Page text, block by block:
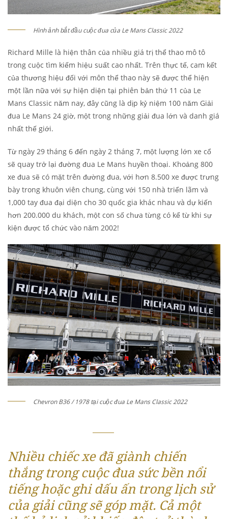
Hình ảnh bắt đầu cuộc đua của Le Mans Classic 2022
Richard Mille là hiện thân của nhiều giá trị thể thao mô tô
trong cuộc tìm kiếm hiệu suất cao nhất. Trên thực tế, cam kết
của thương hiệu đối với môn thể thao này sẽ được thể hiện
một lần nữa với sự hiện diện tại phiên bản thứ 11 của Le
Mans Classic năm nay, đây cũng là dịp kỷ niệm 100 năm Giải
đua Le Mans 24 giờ, một trong những giải đua lớn và danh giá
nhất thế giới.
Từ ngày 29 tháng 6 đến ngày 2 tháng 7, một lượng lớn xe cổ
sẽ quay trở lại đường đua Le Mans huyền thoại. Khoảng 800
xe đua sẽ có mặt trên đường đua, với hơn 8.500 xe được trưng
bày trong khuôn viên chung, cùng với 150 nhà triển lãm và
1,000 tay đua đại diện cho 30 quốc gia khác nhau và dự kiến
hơn 200.000 du khách, một con số chưa từng có kể từ khi sự
kiện được tổ chức vào năm 2002!
Chevron B36 / 1978 tại cuộc đua Le Mans Classic 2022
Nhiều chiếc xe đã giành chiến
thắng trong cuộc đua sức bền nổi
tiếng hoặc ghi dấu ấn trong lịch sử
của giải cũng sẽ góp mặt. Cả một